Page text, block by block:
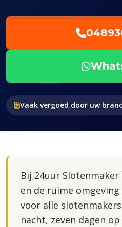
Vaak vergoed door uw
Bij 24uur
en de ruime
voor alle
nacht, zeven dagen